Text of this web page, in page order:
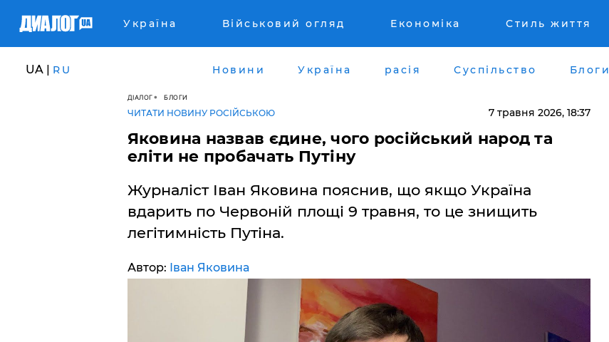
Україна Військовий огляд Економіка Стиль життя
UA | RU Новини Україна расія Суспільство Блоги
ДІАЛОГ БЛОГИ
ЧИТАТИ НОВИНУ РОСІЙСЬКОЮ 7 травня 2026, 18:37
​Яковина назвав єдине, чого російський народ та
еліти не пробачать Путіну
Журналіст Іван Яковина пояснив, що якщо Україна
вдарить по Червоній площі 9 травня, то це знищить
легітимність Путіна.
Автор: Іван Яковина